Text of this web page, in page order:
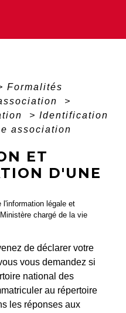
Formalités
>
> Identification
association
ET
D'UNE
l'information légale et
chargé de la vie
de déclarer votre
vous demandez si
national des
au répertoire
les réponses aux